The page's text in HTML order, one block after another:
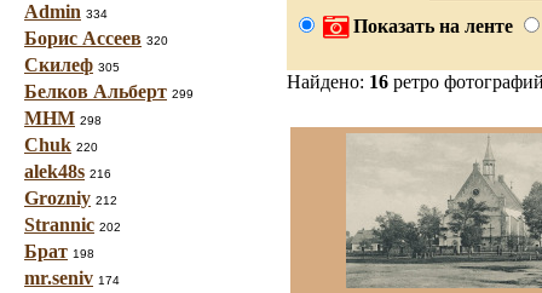
Admin 334
Борис Ассеев 320
Скилеф 305
Белков Альберт 299
МНМ 298
Chuk 220
alek48s 216
Grozniy 212
Strannic 202
Брат 198
mr.seniv 174
Показать на ленте
Найдено: 16 ретро